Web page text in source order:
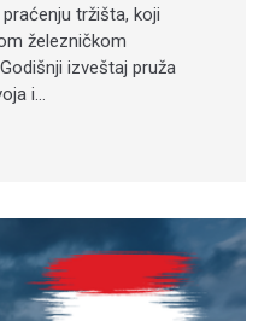
tržišta, koji
železničkom
izveštaj pruža
i…